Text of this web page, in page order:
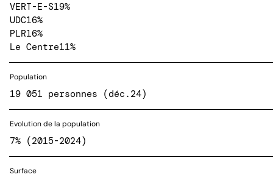
VERT-E-S19%
UDC16%
PLR16%
Le Centre11%
Population
19 051 personnes (déc.24)
Evolution de la population
7% (2015-2024)
Surface